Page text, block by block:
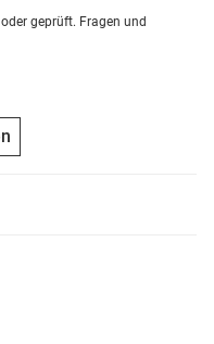
geprüft. Fragen und